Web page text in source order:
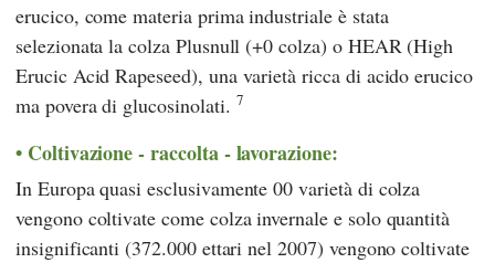
erucico, come materia prima industriale è stata
selezionata la colza Plusnull (+0 colza) o HEAR (High
Erucic Acid Rapeseed), una varietà ricca di acido erucico
ma povera di glucosinolati. 7
Coltivazione - raccolta - lavorazione:
In Europa quasi esclusivamente 00 varietà di colza
vengono coltivate come colza invernale e solo quantità
insignificanti (372.000 ettari nel 2007) vengono coltivate